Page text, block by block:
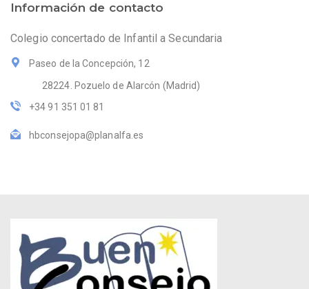
Información de contacto
Colegio concertado de Infantil a Secundaria
Paseo de la Concepción, 12
28224. Pozuelo de Alarcón (Madrid)
+34 91 351 01 81
hbconsejopa@planalfa.es